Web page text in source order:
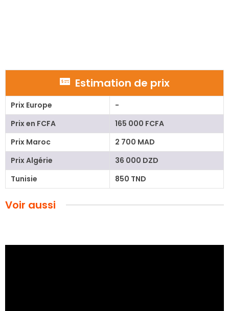
Estimation de prix
Prix Europe
-
Prix en FCFA
165 000 FCFA
Prix Maroc
2 700 MAD
Prix Algérie
36 000 DZD
Tunisie
850 TND
Voir aussi